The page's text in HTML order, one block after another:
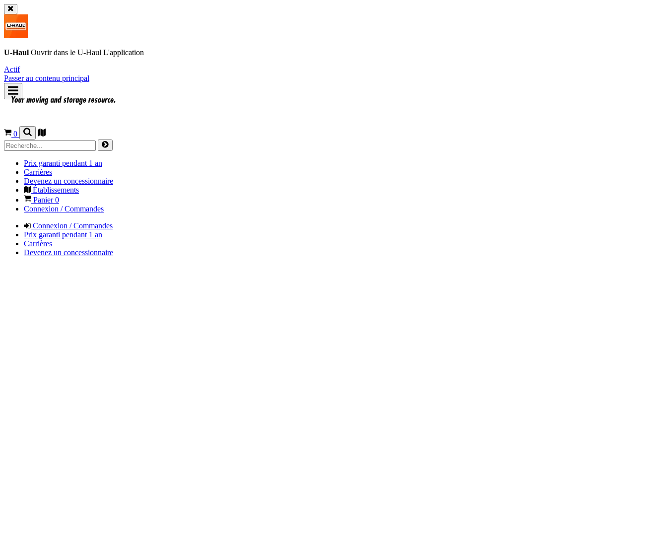
U-Haul Ouvrir dans le U-Haul L'application
Actif
Passer au contenu principal
0
Prix garanti pendant 1 an
Carrières
Devenez un concessionnaire
Établissements
Panier0
Connexion / Commandes
Connexion / Commandes
Prix garanti pendant 1 an
Carrières
Devenez un concessionnaire